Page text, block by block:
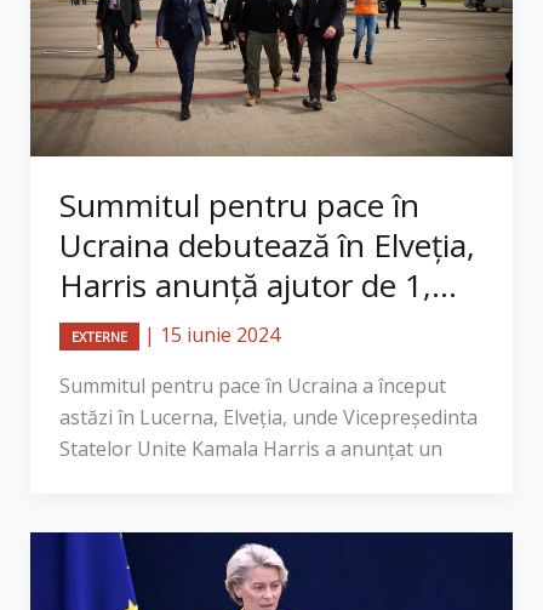
Summitul pentru pace în
Ucraina debutează în Elveția,
Harris anunță ajutor de 1,...
EXTERNE | 15 iunie 2024
Summitul pentru pace în Ucraina a început
astăzi în Lucerna, Elveția, unde Vicepreședinta
Statelor Unite Kamala Harris a anunțat un